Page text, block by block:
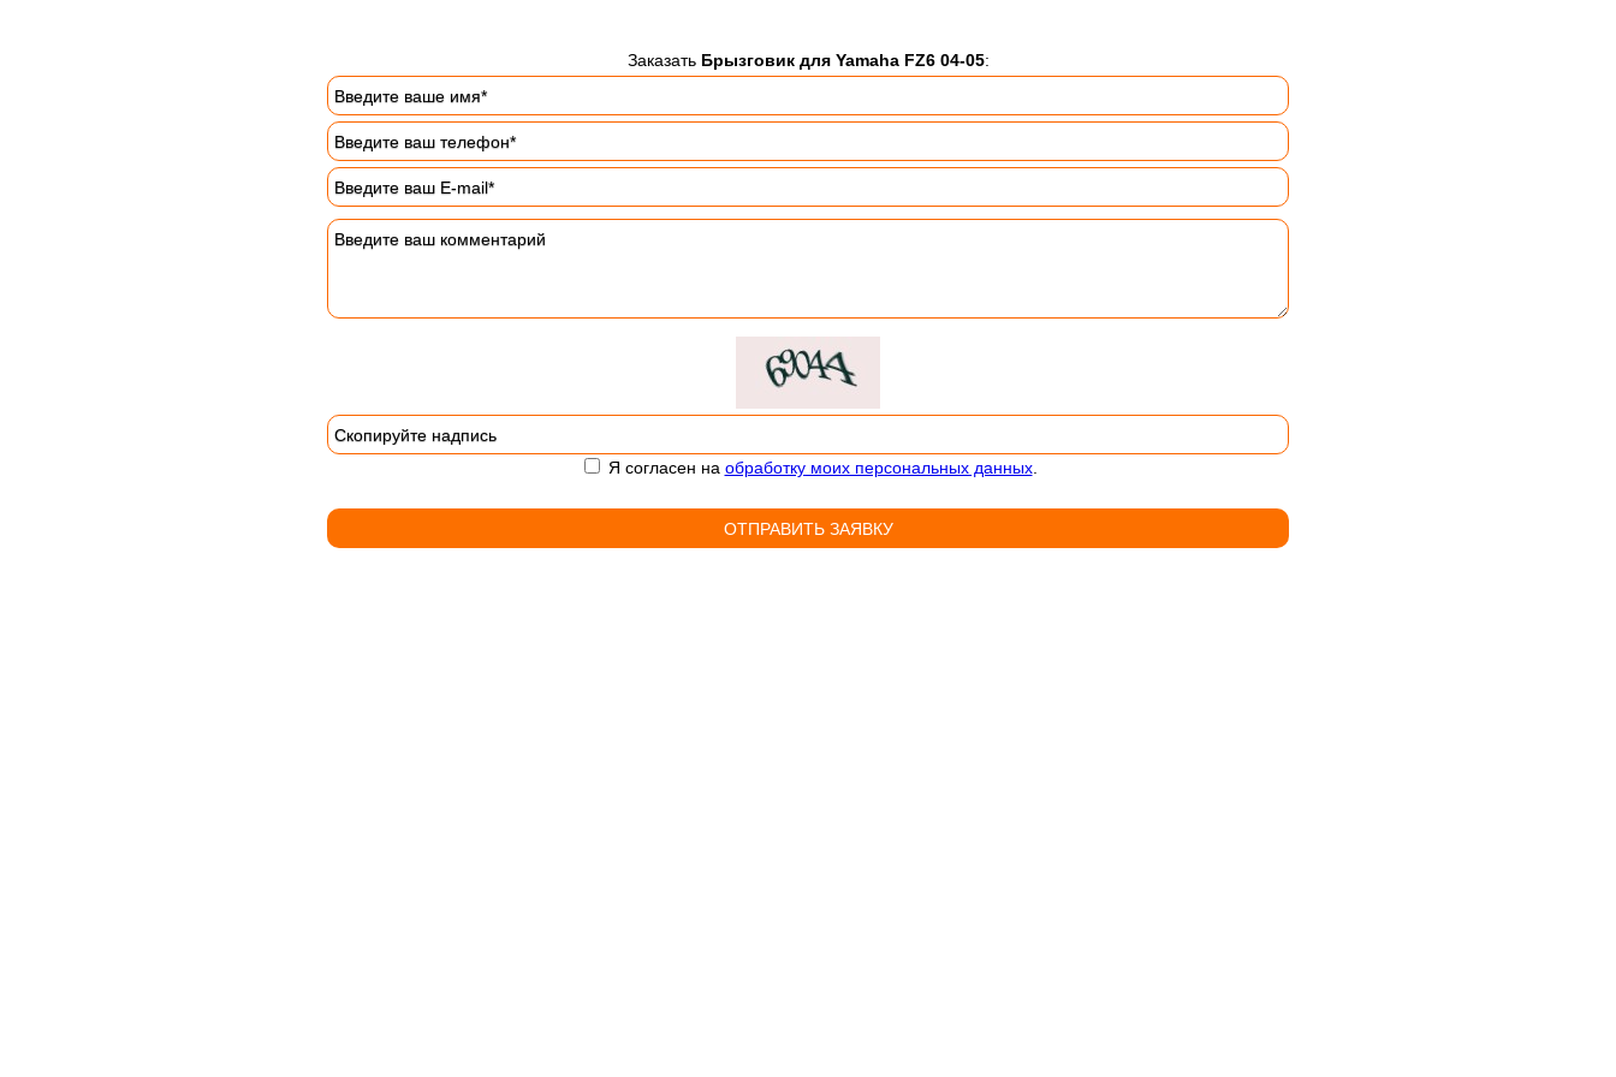
Заказать Брызговик для Yamaha FZ6 04-05:
Я согласен на обработку моих персональных данных.